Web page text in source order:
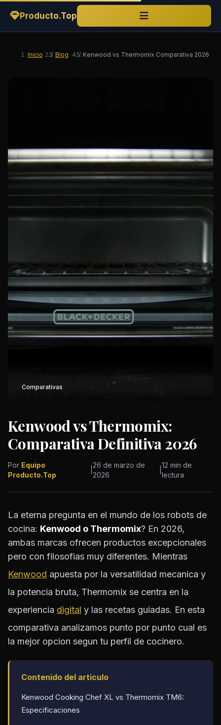
Producto.Top
Inicio / Blog / Kenwood vs Thermomix Comparativa 2026
Comparativas
Kenwood vs Thermomix:
Comparativa Definitiva 2026
Por Equipo
Producto.Top
26 de marzo de
2026
12 min de
lectura
La eterna pregunta en el mundo de los robots de
cocina: Kenwood o Thermomix? En 2026,
ambas marcas ofrecen productos excepcionales
pero con filosofias muy diferentes. Mientras
Kenwood apuesta por la versatilidad mecanica y
la potencia bruta, Thermomix se centra en la
experiencia digital y las recetas guiadas. En esta
comparativa analizamos punto por punto cual es
la mejor opcion segun tu perfil de cocinero.
Contenido del articulo
Kenwood Cooking Chef XL vs Thermomix TM6:
Especificaciones